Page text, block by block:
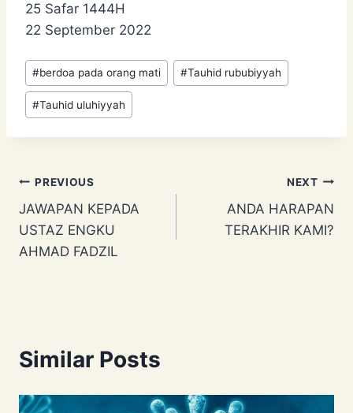
25 Safar 1444H
22 September 2022
Post
Tags:
#berdoa pada orang mati #Tauhid rububiyyah
#Tauhid uluhiyyah
Post
navigation
PREVIOUS
JAWAPAN KEPADA
USTAZ ENGKU
AHMAD FADZIL
NEXT
ANDA HARAPAN
TERAKHIR KAMI?
Similar Posts